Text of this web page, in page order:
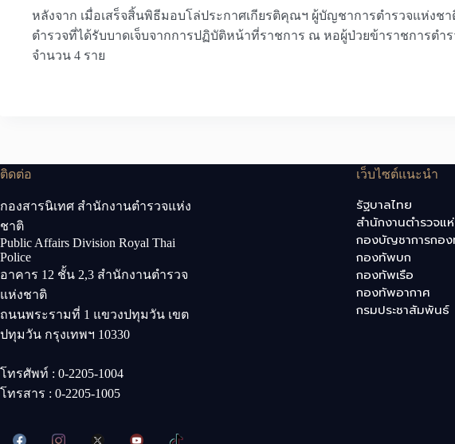
หลังจาก เมื่อเสร็จสิ้นพิธีมอบโล่ประกาศเกียรติคุณฯ ผู้บัญชาการตำรวจแห่ง
ตำรวจที่ได้รับบาดเจ็บจากการปฏิบัติหน้าที่ราชการ ณ หอผู้ป่วยข้าราชการต
จำนวน 4 ราย
ติดต่อ
กองสารนิเทศ สำนักงานตำรวจแห่ง
ชาติ
Public Affairs Division Royal Thai
Police
อาคาร 12 ชั้น 2,3 สำนักงานตำรวจ
แห่งชาติ
ถนนพระรามที่ 1 แขวงปทุมวัน เขต
ปทุมวัน กรุงเทพฯ 10330
โทรศัพท์ : 0-2205-1004
โทรสาร : 0-2205-1005
เว็บไซต์แนะนำ
รัฐบาลไทย
สำนักงานตำรวจแ
กองบัญชาการกอ
กองทัพบก
กองทัพเรือ
กองทัพอากาศ
กรมประชาสัมพันธ์